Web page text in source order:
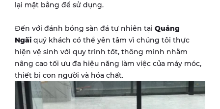
lại mặt bằng để sử dụng.
Đến với đánh bóng sàn đá tự nhiên tại Quảng
Ngãi quý khách có thể yên tâm vì chúng tôi thực
hiện vệ sinh với quy trình tốt, thông minh nhằm
nâng cao tối ưu đa hiệu năng làm việc của máy móc,
thiết bị con người và hóa chất.